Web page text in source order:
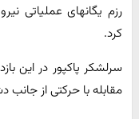
رزم یگانهای عملیاتی
کرد.
سرلشکر پاکپور در این
مقابله با حرکتی از